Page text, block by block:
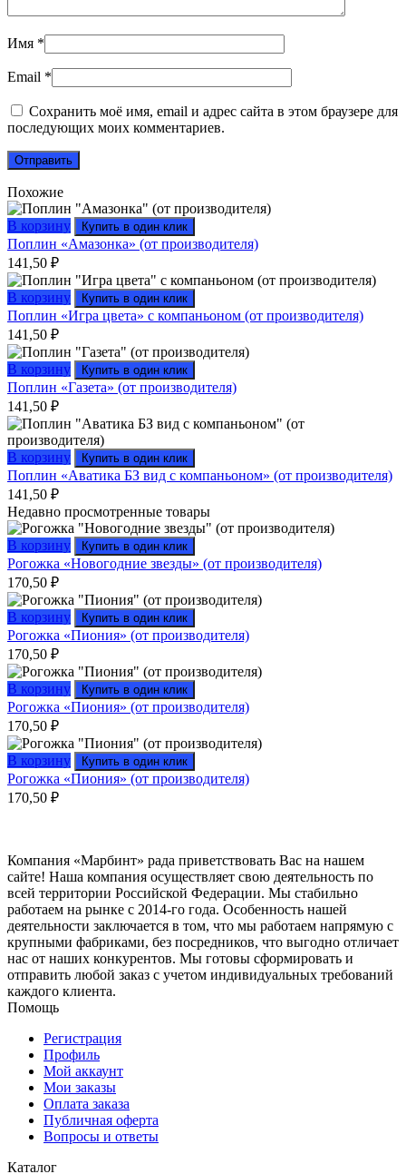
Имя *
Email *
Сохранить моё имя, email и адрес сайта в этом браузере для
последующих моих комментариев.
Похожие
В корзину Купить в один клик
Поплин «Амазонка» (от производителя)
141,50 ₽
В корзину Купить в один клик
Поплин «Игра цвета» с компаньоном (от производителя)
141,50 ₽
В корзину Купить в один клик
Поплин «Газета» (от производителя)
141,50 ₽
В корзину Купить в один клик
Поплин «Аватика БЗ вид с компаньоном» (от производителя)
141,50 ₽
Недавно просмотренные товары
В корзину Купить в один клик
Рогожка «Новогодние звезды» (от производителя)
170,50 ₽
В корзину Купить в один клик
Рогожка «Пиония» (от производителя)
170,50 ₽
В корзину Купить в один клик
Рогожка «Пиония» (от производителя)
170,50 ₽
В корзину Купить в один клик
Рогожка «Пиония» (от производителя)
170,50 ₽
Компания «Марбинт» рада приветствовать Вас на нашем
сайте! Наша компания осуществляет свою деятельность по
всей территории Российской Федерации. Мы стабильно
работаем на рынке с 2014-го года. Особенность нашей
деятельности заключается в том, что мы работаем напрямую с
крупными фабриками, без посредников, что выгодно отличает
нас от наших конкурентов. Мы готовы сформировать и
отправить любой заказ с учетом индивидуальных требований
каждого клиента.
Помощь
Регистрация
Профиль
Мой аккаунт
Мои заказы
Оплата заказа
Публичная оферта
Вопросы и ответы
Каталог